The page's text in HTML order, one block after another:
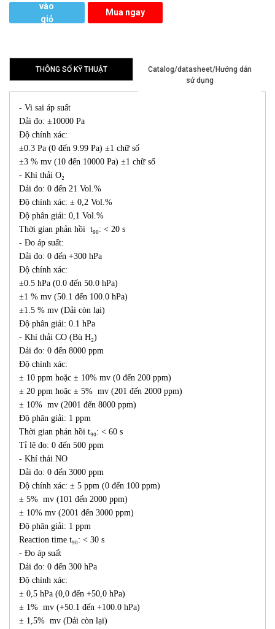
vào
giỏ
Mua ngay
THÔNG SỐ KỸ THUẬT
Catalog/datasheet/Hướng dẫn
sử dụng
- Vi sai áp suất
Dải đo: ±10000 Pa
Độ chính xác:
±0.3 Pa (0 đến 9.99 Pa) ±1 chữ số
±3 % mv (10 đến 10000 Pa) ±1 chữ số
- Khí thải O₂
Dải đo: 0 đến 21 Vol.%
Độ chính xác: ± 0,2 Vol.%
Độ phân giải: 0,1 Vol.%
Thời gian phản hồi t₉₀: < 20 s
- Đo áp suất:
Dải đo: 0 đến +300 hPa
Độ chính xác:
±0.5 hPa (0.0 đến 50.0 hPa)
±1 % mv (50.1 đến 100.0 hPa)
±1.5 % mv (Dải còn lại)
Độ phân giải: 0.1 hPa
- Khí thải CO (Bù H₂)
Dải đo: 0 đến 8000 ppm
Độ chính xác:
± 10 ppm hoặc ± 10% mv (0 đến 200 ppm)
± 20 ppm hoặc ± 5% mv (201 đến 2000 ppm)
± 10% mv (2001 đến 8000 ppm)
Độ phân giải: 1 ppm
Thời gian phản hồi t₉₀: < 60 s
Tỉ lệ đo: 0 đến 500 ppm
- Khí thải NO
Dải đo: 0 đến 3000 ppm
Độ chính xác: ± 5 ppm (0 đến 100 ppm)
± 5% mv (101 đến 2000 ppm)
± 10% mv (2001 đến 3000 ppm)
Độ phân giải: 1 ppm
Reaction time t₉₀: < 30 s
- Đo áp suất
Dải đo: 0 đến 300 hPa
Độ chính xác:
± 0,5 hPa (0,0 đến +50,0 hPa)
± 1% mv (+50.1 đến +100.0 hPa)
± 1,5% mv (Dải còn lại)